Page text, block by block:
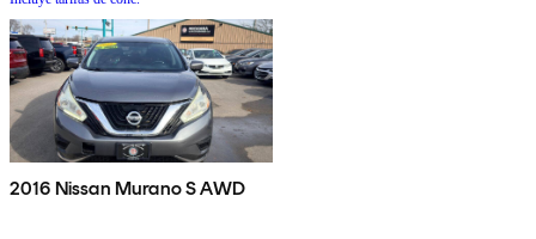
2016 Nissan Murano S AWD